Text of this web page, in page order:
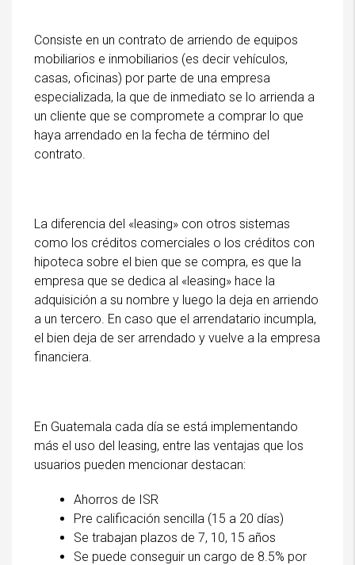
Consiste en un contrato de arriendo de equipos
mobiliarios e inmobiliarios (es decir vehículos,
casas, oficinas) por parte de una empresa
especializada, la que de inmediato se lo arrienda a
un cliente que se compromete a comprar lo que
haya arrendado en la fecha de término del
contrato.
La diferencia del «leasing» con otros sistemas
como los créditos comerciales o los créditos con
hipoteca sobre el bien que se compra, es que la
empresa que se dedica al «leasing» hace la
adquisición a su nombre y luego la deja en arriendo
a un tercero. En caso que el arrendatario incumpla,
el bien deja de ser arrendado y vuelve a la empresa
financiera.
En Guatemala cada día se está implementando
más el uso del leasing, entre las ventajas que los
usuarios pueden mencionar destacan:
Ahorros de ISR
Pre calificación sencilla (15 a 20 días)
Se trabajan plazos de 7, 10, 15 años
Se puede conseguir un cargo de 8.5% por